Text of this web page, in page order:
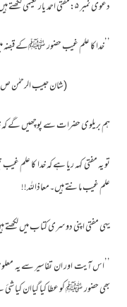
دعوی نمبر ۵:مفتی احمد یار نعیمی لکھتے ہیں:
’’خدا کا علم غیب حضور ﷺکے قبضہ
(شان حبیب الرحمٰن ص ۲۰۶)
ہم بریلوی حضرات سے پوچھیں گے کہ
تو یہ مفتی کہہ ریا ہے کہ خدا کا
علم غیب مانتے ہیں۔معاذاللہ!!
یہی مفتی اپنی دوسری کتاب میں لکھتے
’’اس آیت اور ان تفاسیر سے یہ
بھی حضور ﷺ کو عطا کیا گیاان کیا